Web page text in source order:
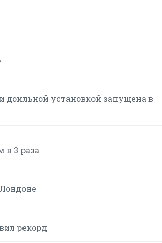
установкой запущена в
в 3 раза
рекорд